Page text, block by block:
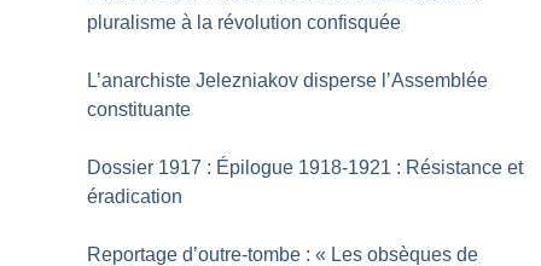
pluralisme à la révolution confisquée
L’anarchiste Jelezniakov disperse l’Assemblée
constituante
Dossier 1917 : Épilogue 1918-1921 : Résistance et
éradication
Reportage d’outre-tombe : « Les obsèques de